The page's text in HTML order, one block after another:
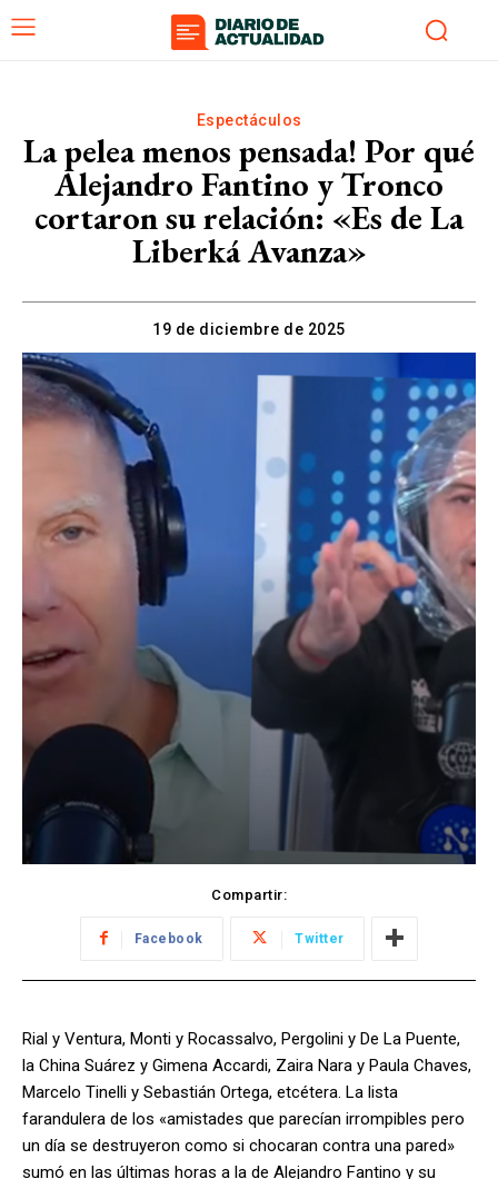
Espectáculos
La pelea menos pensada! Por qué
Alejandro Fantino y Tronco
cortaron su relación: «Es de La
Liberká Avanza»
19 de diciembre de 2025
Compartir:
Facebook Twitter
Rial y Ventura, Monti y Rocassalvo, Pergolini y De La Puente,
la China Suárez y Gimena Accardi, Zaira Nara y Paula Chaves,
Marcelo Tinelli y Sebastián Ortega, etcétera. La lista
farandulera de los «amistades que parecían irrompibles pero
un día se destruyeron como si chocaran contra una pared»
sumó en las últimas horas a la de Alejandro Fantino y su